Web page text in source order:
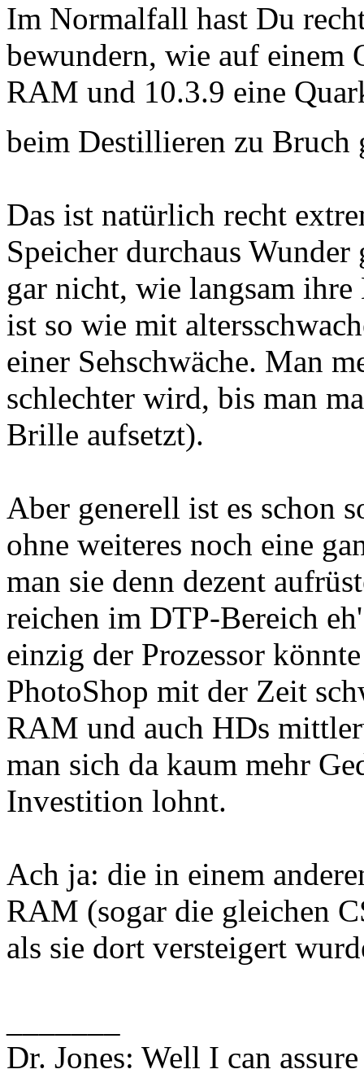
Im Normalfall hast Du
bewundern, wie auf
RAM und 10.3.9 eine
beim Destillieren zu
Das ist natürlich recht
Speicher durchaus
gar nicht, wie langsam
ist so wie mit
einer Sehschwäche. Man
schlechter wird, bis man
Brille aufsetzt).
Aber generell ist es schon
ohne weiteres noch eine
man sie denn dezent
reichen im DTP-Bereich
einzig der Prozessor
PhotoShop mit der Zeit
RAM und auch HDs
man sich da kaum mehr
Investition lohnt.
Ach ja: die in einem
RAM (sogar die gleichen
als sie dort versteigert
Dr. Jones: Well I can